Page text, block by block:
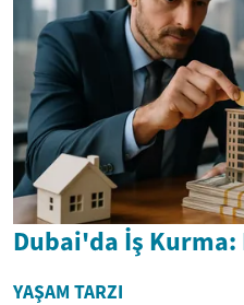
Dubai'da İş Kurma:
YAŞAM TARZI